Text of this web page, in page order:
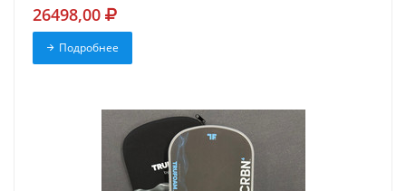
26498,00
Подробнее